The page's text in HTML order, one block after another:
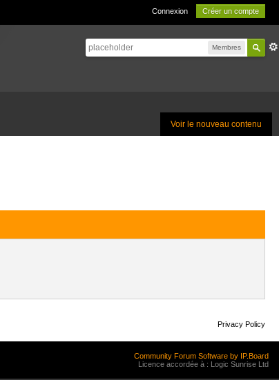
Connexion Créer un compte
Membres
Voir le nouveau contenu
Privacy Policy
Community Forum Software by IP.Board
Licence accordée à : Logic Sunrise Ltd